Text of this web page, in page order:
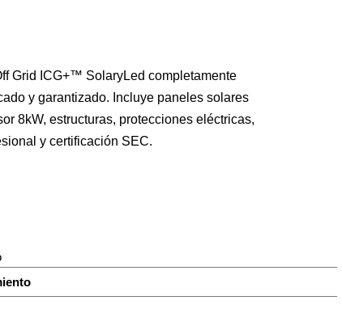
Grid ICG+™ SolaryLed completamente
y garantizado. Incluye paneles solares
8kW, estructuras, protecciones eléctricas,
y certificación SEC.